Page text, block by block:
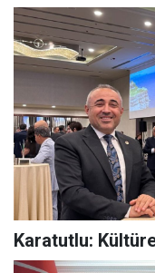
Karatutlu: